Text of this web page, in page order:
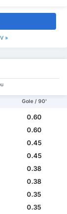
»
Gole / 90'
0.60
0.60
0.45
0.45
0.38
0.38
0.35
0.35